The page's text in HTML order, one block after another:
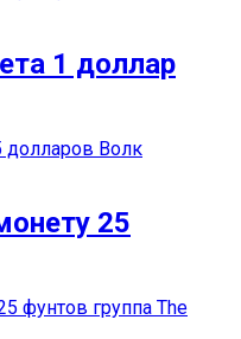
1 доллар
25